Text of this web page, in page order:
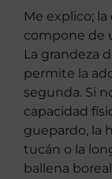
Me explico;
compone de
La grandeza
permite la
segunda. Si
capacidad
guepardo, la
tucán o la
ballena